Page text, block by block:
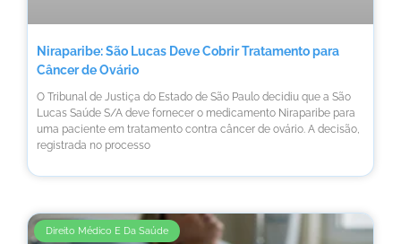
Niraparibe: São Lucas Deve Cobrir Tratamento para
Câncer de Ovário
O Tribunal de Justiça do Estado de São Paulo decidiu que a São
Lucas Saúde S/A deve fornecer o medicamento Niraparibe para
uma paciente em tratamento contra câncer de ovário. A decisão,
registrada no processo
Direito Médico E Da Saúde